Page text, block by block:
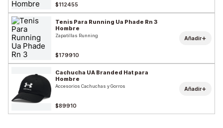
$112455
Tenis Para Running Ua Phade Rn 3
Hombre
Zapatillas Running
$179910
Añadir+
Cachucha UA Branded Hat para
Hombre
Accesorios Cachuchas y Gorros
$89910
Añadir+